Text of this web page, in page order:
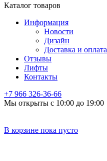
Каталог товаров
Информация
Новости
Дизайн
Доставка и оплата
Отзывы
Лифты
Контакты
+7 966 326-36-66
Мы открыты с 10:00 до 19:00
В корзине пока пусто